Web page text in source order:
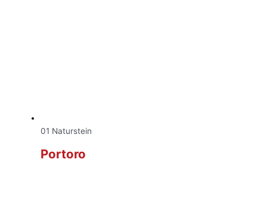
01 Naturstein
Portoro